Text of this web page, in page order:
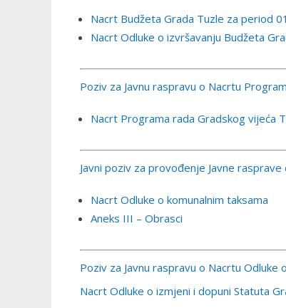
Nacrt Budžeta Grada Tuzle za period
Nacrt Odluke o izvršavanju Budžeta
Poziv za Javnu raspravu o Nacrtu
Nacrt Programa rada Gradskog vijeća
Javni poziv za provođenje Javne
Nacrt Odluke o komunalnim taksama
Aneks III – Obrasci
Poziv za Javnu raspravu o Nacrtu
Nacrt Odluke o izmjeni i dopuni Statuta